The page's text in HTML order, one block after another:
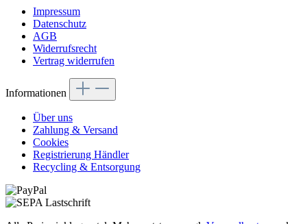
Impressum
Datenschutz
AGB
Widerrufsrecht
Vertrag widerrufen
Informationen
Über uns
Zahlung & Versand
Cookies
Registrierung Händler
Recycling & Entsorgung